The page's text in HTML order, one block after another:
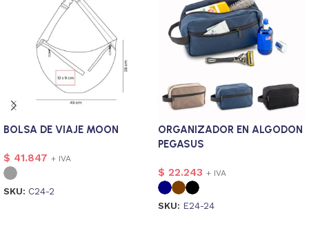
BOLSA DE VIAJE MOON
$ 41.847 + IVA
SKU: C24-2
ORGANIZADOR EN ALGODON
PEGASUS
$ 22.243 + IVA
SKU: E24-24